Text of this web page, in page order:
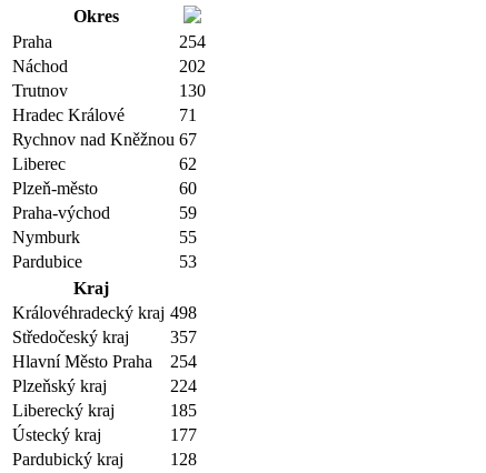
Okres
Praha
254
Náchod
202
Trutnov
130
Hradec Králové
71
Rychnov nad Kněžnou 67
Liberec
62
Plzeň-město
60
Praha-východ
59
Nymburk
55
Pardubice
53
Kraj
Královéhradecký kraj 498
Středočeský kraj
357
Hlavní Město Praha
254
Plzeňský kraj
224
Liberecký kraj
185
Ústecký kraj
177
Pardubický kraj
128